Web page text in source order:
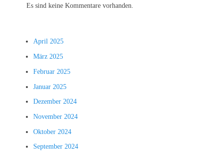
Es sind keine Kommentare vorhanden.
April 2025
März 2025
Februar 2025
Januar 2025
Dezember 2024
November 2024
Oktober 2024
September 2024